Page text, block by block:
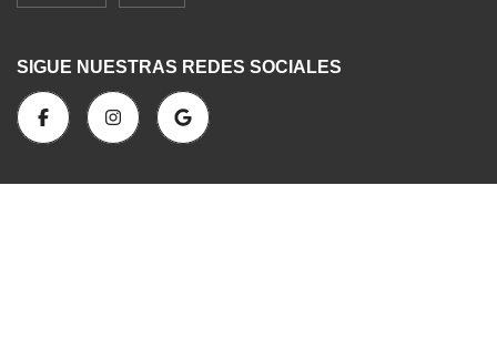
SIGUE NUESTRAS REDES SOCIALES